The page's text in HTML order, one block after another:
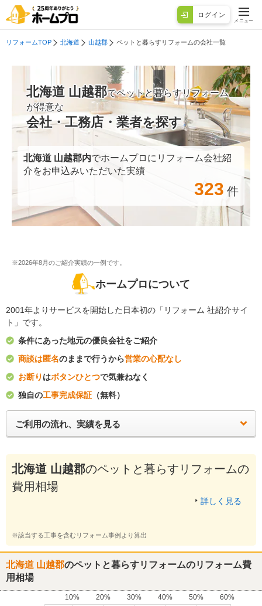
ログイン
メニュー
リフォームTOP 北海道 山越郡 ペットと暮らすリフォームの会社一覧
北海道 山越郡でペットと暮らすリフォーム
が得意な
会社・工務店・業者を探す
北海道 山越郡内でホームプロにリフォーム会社紹
介をお申込みいただいた実績
323 件
※2026年8月のご紹介実績の一例です。
ホームプロについて
2001年よりサービスを開始した日本初の「リフォーム 社紹介サイ
ト」です。
条件にあった地元の優良会社をご紹介
商談は匿名のままで行うから営業の心配なし
お断り はボタンひとつで気兼ねなく
独自の工事完成保証 （無料）
ご利用の流れ、実績を見る
北海道 山越郡のペットと暮らすリフォームの
費用相場
詳しく見る
※該当する工事を含むリフォーム事例より算出
北海道 山越郡のペットと暮らすリフォームのリフォーム費
用相場
10% 20% 30% 40% 50%
60%